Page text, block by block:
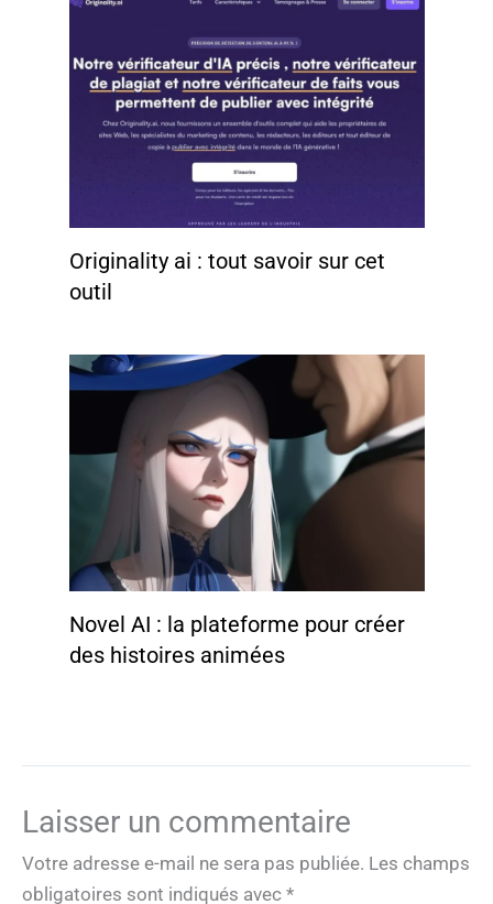
Originality ai : tout savoir sur cet
outil
Novel AI : la plateforme pour créer
des histoires animées
Laisser un commentaire
Votre adresse e-mail ne sera pas publiée. Les champs
obligatoires sont indiqués avec *